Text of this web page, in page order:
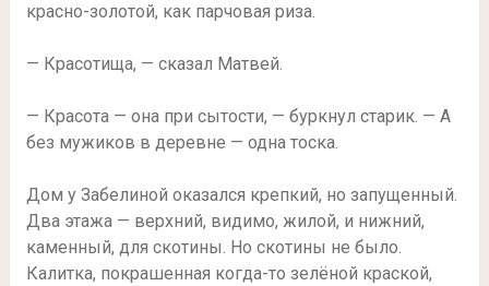
красно-золотой, как парчовая риза.
— Красотища, — сказал Матвей.
— Красота — она при сытости, — буркнул старик. — А
без мужиков в деревне — одна тоска.
Дом у Забелиной оказался крепкий, но запущенный.
Два этажа — верхний, видимо, жилой, и нижний,
каменный, для скотины. Но скотины не было.
Калитка, покрашенная когда-то зелёной краской,